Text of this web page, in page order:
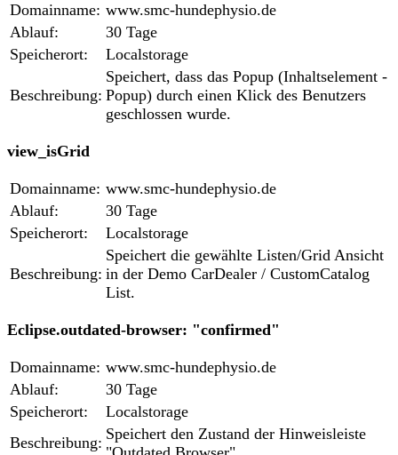
Domainname: www.smc-hundephysio.de
Ablauf:
30 Tage
Speicherort:
Localstorage
Beschreibung:
Speichert, dass das Popup (Inhaltselement -
Popup) durch einen Klick des Benutzers
geschlossen wurde.
view_isGrid
Domainname: www.smc-hundephysio.de
Ablauf:
30 Tage
Speicherort:
Localstorage
Beschreibung:
Speichert die gewählte Listen/Grid Ansicht
in der Demo CarDealer / CustomCatalog
List.
Eclipse.outdated-browser: "confirmed"
Domainname: www.smc-hundephysio.de
Ablauf:
30 Tage
Speicherort:
Localstorage
Beschreibung: Speichert den Zustand der Hinweisleiste